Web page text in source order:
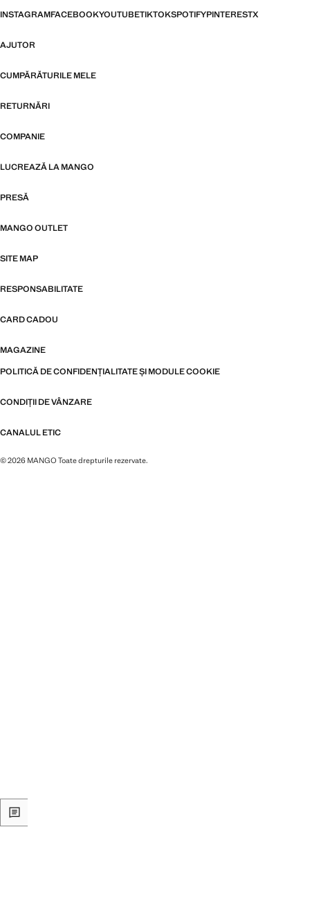
INSTAGRAMFACEBOOKYOUTUBETIKTOKSPOTIFYPINTERESTX
AJUTOR
CUMPĂRĂTURILE MELE
RETURNĂRI
COMPANIE
LUCREAZĂ LA MANGO
PRESĂ
MANGO OUTLET
SITE MAP
RESPONSABILITATE
CARD CADOU
MAGAZINE
POLITICĂ DE CONFIDENȚIALITATE ȘI MODULE COOKIE
CONDIȚII DE VÂNZARE
CANALUL ETIC
© 2026 MANGO Toate drepturile rezervate.